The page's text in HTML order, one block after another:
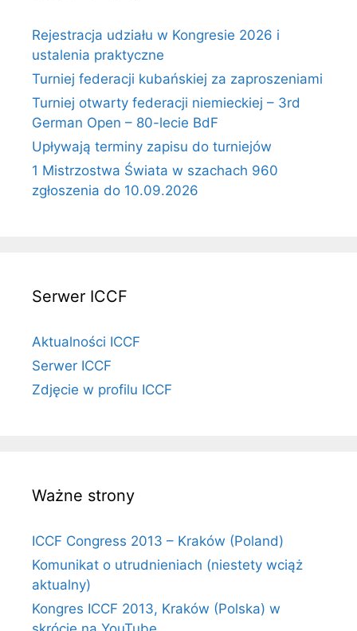
Rejestracja udziału w Kongresie 2026 i
ustalenia praktyczne
Turniej federacji kubańskiej za zaproszeniami
Turniej otwarty federacji niemieckiej – 3rd
German Open – 80-lecie BdF
Upływają terminy zapisu do turniejów
1 Mistrzostwa Świata w szachach 960
zgłoszenia do 10.09.2026
Serwer ICCF
Aktualności ICCF
Serwer ICCF
Zdjęcie w profilu ICCF
Ważne strony
ICCF Congress 2013 – Kraków (Poland)
Komunikat o utrudnieniach (niestety wciąż
aktualny)
Kongres ICCF 2013, Kraków (Polska) w